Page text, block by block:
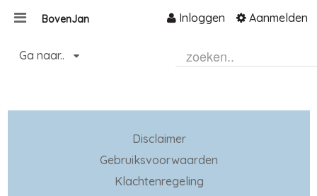
Inloggen Aanmelden
BovenJan
Home
Ga naar..
Disclaimer
Gebruiksvoorwaarden
Klachtenregeling